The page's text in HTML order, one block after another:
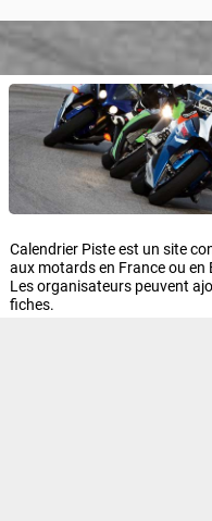
Calendrier Piste est un site
aux motards en France ou en
Les organisateurs peuvent
fiches.